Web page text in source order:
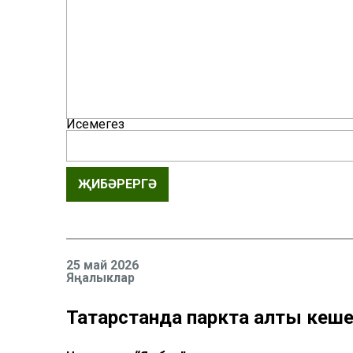
Исемегез
ҖИБӘРЕРГӘ
25 май 2026
Яңалыклар
Татарстанда паркта алты